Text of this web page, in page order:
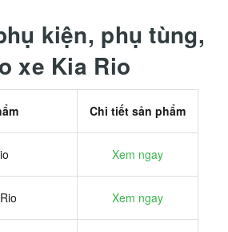
kiện, phụ tùng,
xe Kia Rio
Chi tiết sản phẩm
Xem ngay
Xem ngay